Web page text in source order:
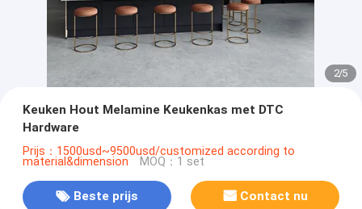
2/5
Keuken Hout Melamine Keukenkas met DTC
Hardware
Prijs：1500usd~9500usd/customized according to
material&dimension MOQ：1 set
Beste prijs Contact nu